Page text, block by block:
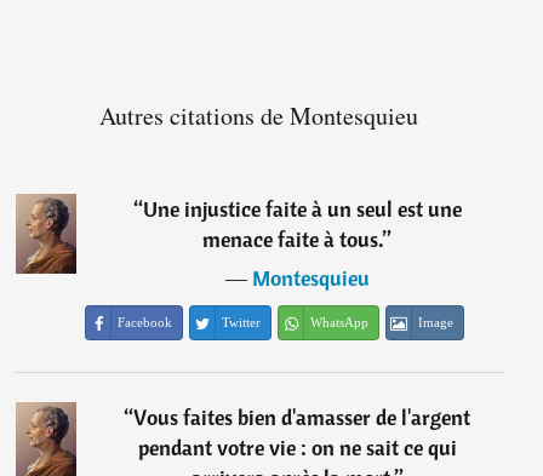
Autres citations de Montesquieu
“Une injustice faite à un seul est une
menace faite à tous.”
―Montesquieu
Facebook Twitter WhatsApp Image
“Vous faites bien d'amasser de l'argent
pendant votre vie : on ne sait ce qui